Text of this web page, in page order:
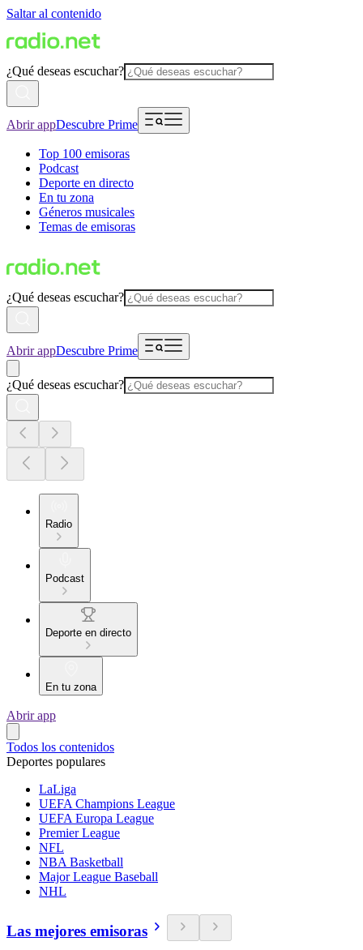
Saltar al contenido
¿Qué deseas escuchar?
Abrir appDescubre Prime
Top 100 emisoras
Podcast
Deporte en directo
En tu zona
Géneros musicales
Temas de emisoras
¿Qué deseas escuchar?
Abrir appDescubre Prime
¿Qué deseas escuchar?
Radio
Podcast
Deporte en directo
En tu zona
Abrir app
Todos los contenidos
Deportes populares
LaLiga
UEFA Champions League
UEFA Europa League
Premier League
NFL
NBA Basketball
Major League Baseball
NHL
Las mejores emisoras